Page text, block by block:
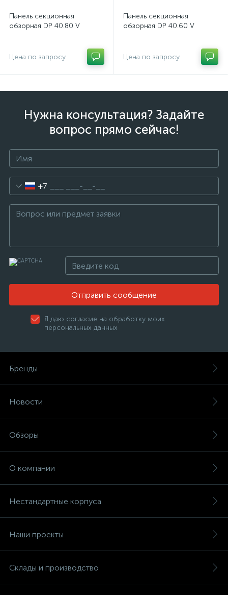
Панель секционная
обзорная DP 40.80 V
Цена по запросу
Панель секционная
обзорная DP 40.60 V
Цена по запросу
Нужна консультация? Задайте
вопрос прямо сейчас!
+7
Отправить сообщение
Я даю согласие на обработку моих
персональных данных
Бренды
Новости
Обзоры
О компании
Нестандартные корпуса
Наши проекты
Склады и производство